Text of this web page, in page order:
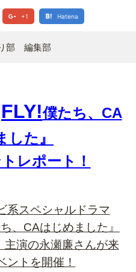
+1 Hatena
部 編集部
僕たち、CA
した』
レポート！
系スペシャルドラマ
、CAはじめました』
主演の永瀬廉さんが来
ントを開催！